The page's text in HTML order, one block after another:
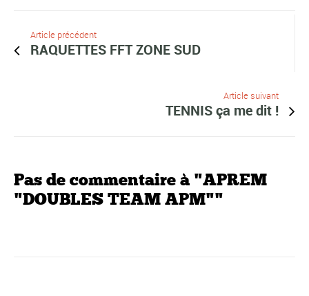
Article précédent
RAQUETTES FFT ZONE SUD
Article suivant
TENNIS ça me dit !
Pas de commentaire à "APREM
"DOUBLES TEAM APM""